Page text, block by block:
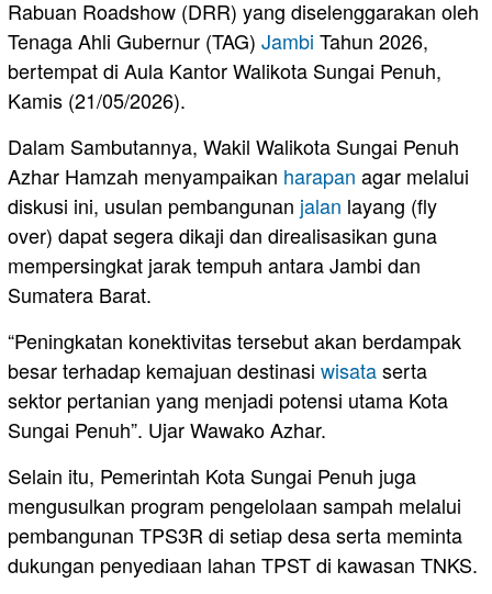
Rabuan Roadshow (DRR) yang diselenggarakan oleh
Tenaga Ahli Gubernur (TAG) Jambi Tahun 2026,
bertempat di Aula Kantor Walikota Sungai Penuh,
Kamis (21/05/2026).
Dalam Sambutannya, Wakil Walikota Sungai Penuh
Azhar Hamzah menyampaikan harapan agar melalui
diskusi ini, usulan pembangunan jalan layang (fly
over) dapat segera dikaji dan direalisasikan guna
mempersingkat jarak tempuh antara Jambi dan
Sumatera Barat.
“Peningkatan konektivitas tersebut akan berdampak
besar terhadap kemajuan destinasi wisataserta
sektor pertanian yang menjadi potensi utama Kota
Sungai Penuh”. Ujar Wawako Azhar.
Selain itu, Pemerintah Kota Sungai Penuh juga
mengusulkan program pengelolaan sampah melalui
pembangunan TPS3R di setiap desa serta meminta
dukungan penyediaan lahan TPST di kawasan TNKS.